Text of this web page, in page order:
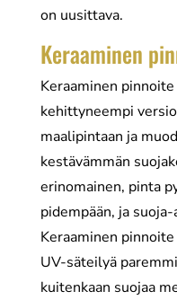
on uusittava.
Keraaminen
Keraaminen
kehittyneempi
maalipintaan ja
kestävämmän
erinomainen, pinta
pidempään, ja
Keraaminen
UV-säteilyä
kuitenkaan suojaa